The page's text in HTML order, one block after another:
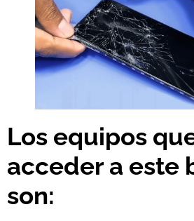
Los equipos
acceder a este
son: